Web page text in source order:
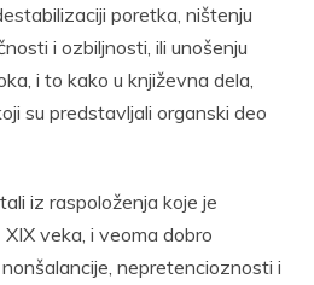
poretka, ništenju
i ozbiljnosti, ili unošenju
i to kako u književna dela,
su predstavljali organski deo
iz raspoloženja koje je
veka, i veoma dobro
nepretencioznosti i